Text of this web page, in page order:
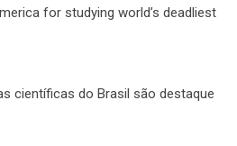
for studying world’s deadliest
científicas do Brasil são destaque